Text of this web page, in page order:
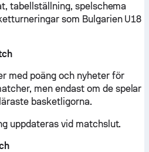
tabellställning, spelschema
som Bulgarien U18
med poäng och nyheter för
men endast om de spelar
basketligorna.
uppdateras vid matchslut.